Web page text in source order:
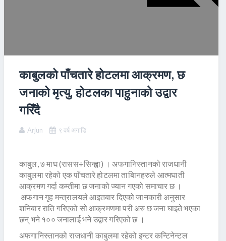
काबुलको पाँचतारे होटलमा आक्रमण, छ
जनाको मृत्यु, होटलका पाहुनाको उद्वार
गरिँदै
Arjun ९ वर्ष अगाडि
काबुल, ७ माघ (रासस÷सिन्ह्वा) । अफगानिस्तानको राजधानी
काबुलमा रहेको एक पाँचतारे होटलमा ताबिानहरुले आत्मघाती
आक्रमण गर्दा कम्तीमा छ जनाको ज्यान गएको समाचार छ ।
अफगान गृह मन्त्रालयले आइतबार दिएको जानकारी अनुसार
शनिबार राति गरिएको सो आक्रमणमा परी अरु छ जना घाइते भएका
छन् भने १०० जनालाई भने उद्वार गरिएको छ ।
अफगानिस्तानको राजधानी काबुलमा रहेको इन्टर कन्टिनेन्टल